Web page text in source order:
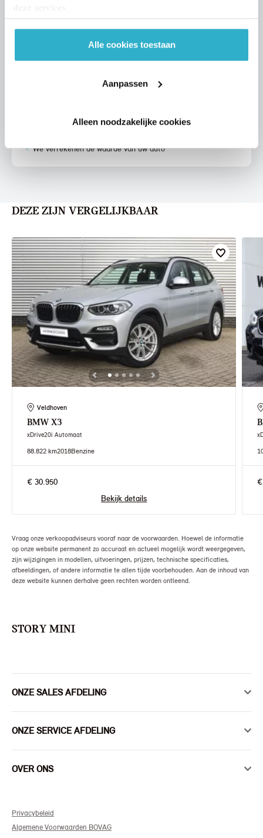
deze services.
Alle cookies toestaan
Aanpassen
Alleen noodzakelijke cookies
We verrekenen de waarde van uw auto
DEZE ZIJN VERGELIJKBAAR
Veldhoven
BMW X3
xDrive20i Automaat
88.822 km2018Benzine
€ 30.950
Bekijk details
Vraag onze verkoopadviseurs vooraf naar de voorwaarden. Hoewel de informatie
op onze website permanent zo accuraat en actueel mogelijk wordt weergegeven,
zijn wijzigingen in modellen, uitvoeringen, prijzen, technische specificaties,
afbeeldingen, of andere informatie te allen tijde voorbehouden. Aan de inhoud van
deze website kunnen derhalve geen rechten worden ontleend.
STORY MINI
ONZE SALES AFDELING
ONZE SERVICE AFDELING
OVER ONS
Privacybeleid
Algemene Voorwaarden BOVAG